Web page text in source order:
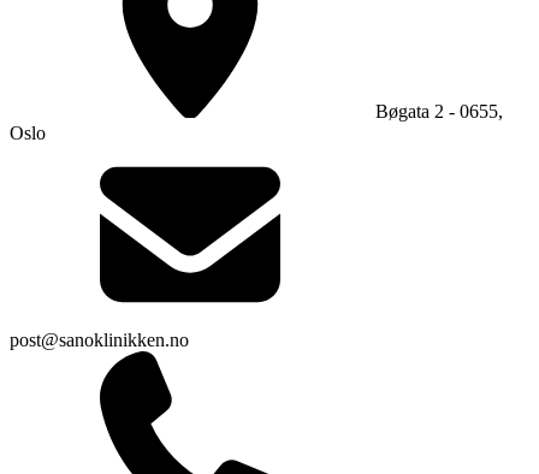
Bøgata 2 - 0655,
Oslo
post@sanoklinikken.no